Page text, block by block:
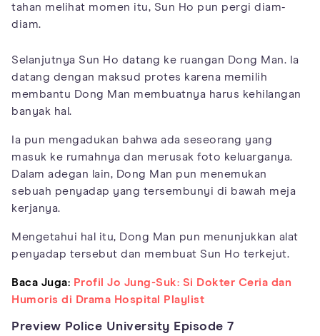
tahan melihat momen itu, Sun Ho pun pergi diam-
diam.
Selanjutnya Sun Ho datang ke ruangan Dong Man. Ia
datang dengan maksud protes karena memilih
membantu Dong Man membuatnya harus kehilangan
banyak hal.
Ia pun mengadukan bahwa ada seseorang yang
masuk ke rumahnya dan merusak foto keluarganya.
Dalam adegan lain, Dong Man pun menemukan
sebuah penyadap yang tersembunyi di bawah meja
kerjanya.
Mengetahui hal itu, Dong Man pun menunjukkan alat
penyadap tersebut dan membuat Sun Ho terkejut.
Baca Juga: Profil Jo Jung-Suk: Si Dokter Ceria dan
Humoris di Drama Hospital Playlist
Preview Police University Episode 7